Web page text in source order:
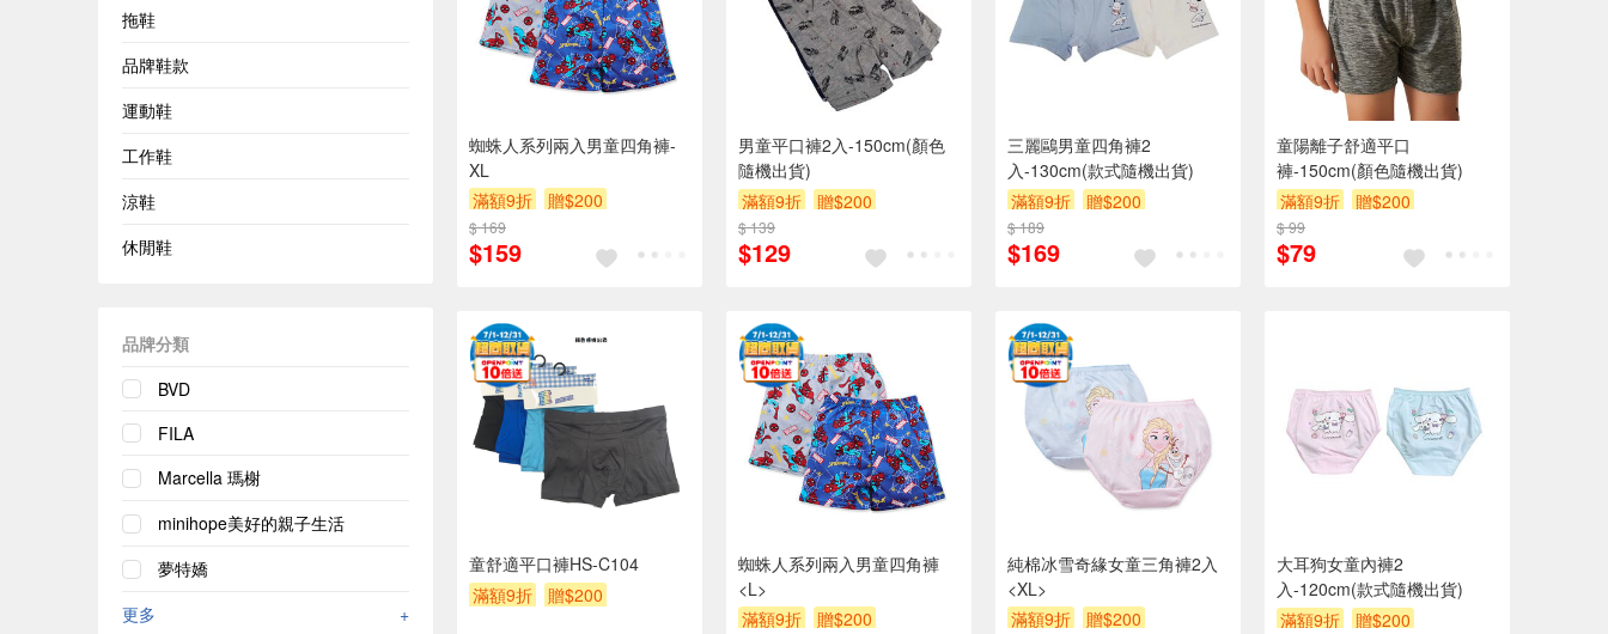
拖鞋
品牌鞋款
運動鞋
工作鞋
涼鞋
休閒鞋
品牌分類
BVD
FILA
Marcella 瑪榭
minihope美好的親子生活
夢特嬌
更多
+
蜘蛛人系列兩入男童四角褲-
XL
滿額9折
贈$200
$ 169
$159
男童平口褲2入-150cm(顏色
隨機出貨)
滿額9折
贈$200
$ 139
$129
三麗鷗男童四角褲2
入-130cm(款式隨機出貨)
滿額9折
贈$200
$ 189
$169
童陽離子舒適平口
褲-150cm(顏色隨機出貨)
滿額9折
贈$200
$ 99
$79
童舒適平口褲HS-C104
滿額9折
贈$200
蜘蛛人系列兩入男童四角褲
<L>
滿額9折
贈$200
純棉冰雪奇緣女童三角褲2入
<XL>
滿額9折
贈$200
大耳狗女童內褲2
入-120cm(款式隨機出貨)
滿額9折
贈$200